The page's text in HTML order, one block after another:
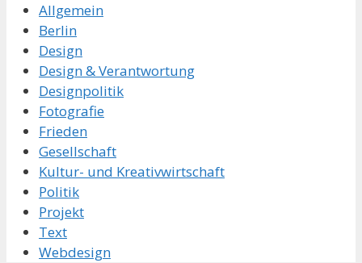
Allgemein
Berlin
Design
Design & Verantwortung
Designpolitik
Fotografie
Frieden
Gesellschaft
Kultur- und Kreativwirtschaft
Politik
Projekt
Text
Webdesign